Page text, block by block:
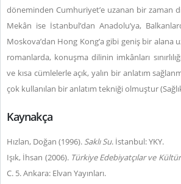
döneminden Cumhuriyet’e uzanan bir zaman
Mekân ise İstanbul’dan Anadolu’ya,
Moskova’dan Hong Kong’a gibi geniş bir alana
romanlarda, konuşma dilinin imkânları
ve kısa cümlelerle açık, yalın bir anlatım
çok kullanılan bir anlatım tekniği olmuştur
Kaynakça
Hızlan, Doğan (1996). Saklı Su. İstanbul: YKY.
Işık, İhsan (2006). Türkiye Edebiyatçılar ve
C. 5. Ankara: Elvan Yayınları.